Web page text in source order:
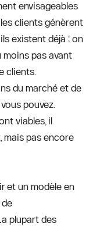
envisageables
clients génèrent
existent déjà ; on
moins pas avant
clients.
du marché et de
viables, il
mais pas encore
et un modèle en
plupart des